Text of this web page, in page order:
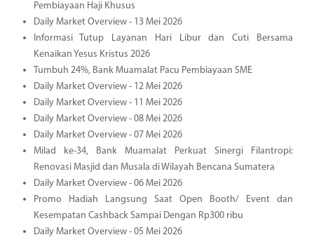
Pembiayaan Haji Khusus
Daily Market Overview - 13 Mei 2026
Informasi Tutup Layanan Hari Libur dan Cuti Bersama
Kenaikan Yesus Kristus 2026
Tumbuh 24%, Bank Muamalat Pacu Pembiayaan SME
Daily Market Overview - 12 Mei 2026
Daily Market Overview - 11 Mei 2026
Daily Market Overview - 08 Mei 2026
Daily Market Overview - 07 Mei 2026
Milad ke-34, Bank Muamalat Perkuat Sinergi Filantropi:
Renovasi Masjid dan Musala di Wilayah Bencana Sumatera
Daily Market Overview - 06 Mei 2026
Promo Hadiah Langsung Saat Open Booth/ Event dan
Kesempatan Cashback Sampai Dengan Rp300 ribu
Daily Market Overview - 05 Mei 2026